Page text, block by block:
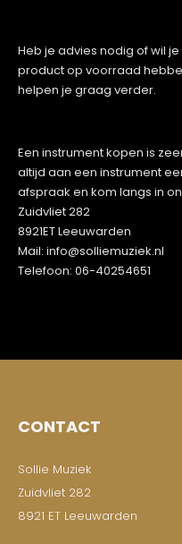
Heb je advies nodig of wil
product op voorraad
helpen je graag verder.
Een instrument kopen is
altijd aan een instrument
afspraak en kom langs in
Zuidvliet 282
8921ET Leeuwarden
Mail: info@solliemuziek.nl
Telefoon: 06-40254651
CONTACT
Sollie Muziek
Zuidvliet 282
8921 ET Leeuwarden